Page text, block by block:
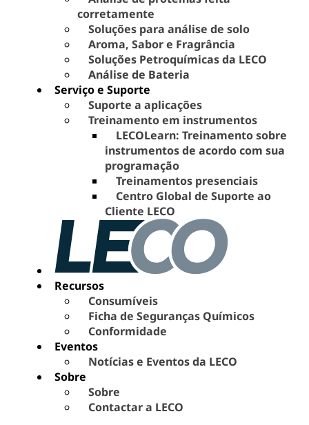
corretamente
Soluções para análise de solo
Aroma, Sabor e Fragrância
Soluções Petroquímicas da LECO
Análise de Bateria
Serviço e Suporte
Suporte a aplicações
Treinamento em instrumentos
LECOLearn: Treinamento sobre
instrumentos de acordo com sua
programação
Treinamentos presenciais
Centro Global de Suporte ao
Cliente LECO
Recursos
Consumíveis
Ficha de Seguranças Químicos
Conformidade
Eventos
Notícias e Eventos da LECO
Sobre
Sobre
Contactar a LECO